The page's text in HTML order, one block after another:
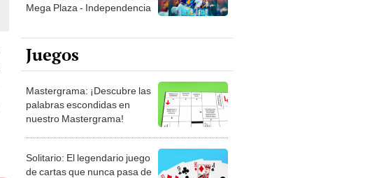
Mega Plaza - Independencia
Juegos
Mastergrama: ¡Descubre las
palabras escondidas en
nuestro Mastergrama!
Solitario: El legendario juego
de cartas que nunca pasa de